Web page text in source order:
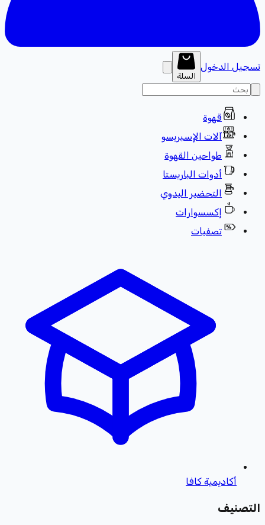
تسجيل الدخول
السلة
قهوة
آلات الإسبريسو
طواحين القهوة
أدوات الباريستا
التحضير اليدوي
إكسسوارات
تصفيات
أكاديمية كافا
التصنيف